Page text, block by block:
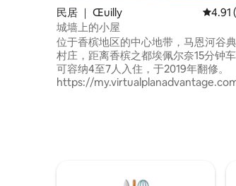
民居 ｜ Œuilly 平均
4.91
城墙上的小屋
位于香槟地区的中心地带，马恩河谷
村庄，距离香槟之都埃佩尔奈15分钟车
可容纳4至7人入住，于2019年翻修。
https://